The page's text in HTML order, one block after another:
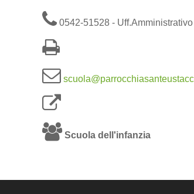
0542-51528 -
Scuola dell'infanzia